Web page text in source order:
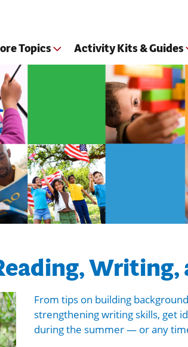
Topics Activity Kits & Guides
Writing,
From tips on building
strengthening writing skills, get
during the summer — or any